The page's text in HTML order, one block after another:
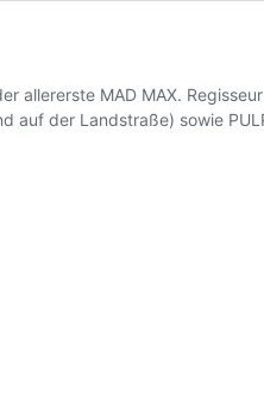
allererste MAD MAX.
auf der Landstraße) sowie